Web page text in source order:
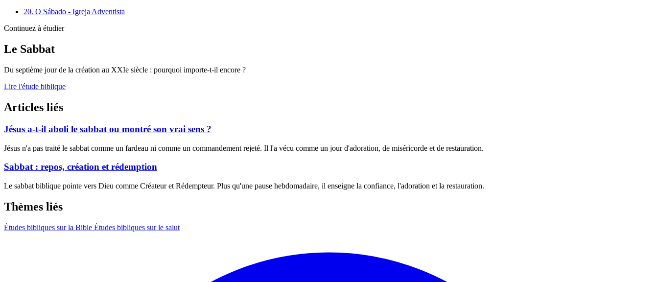
20. O Sábado - Igreja Adventista
Continuez à étudier
Le Sabbat
Du septième jour de la création au XXIe siècle : pourquoi importe-t-il encore ?
Lire l'étude biblique
Articles liés
Jésus a-t-il aboli le sabbat ou montré son vrai sens ?
Jésus n'a pas traité le sabbat comme un fardeau ni comme un commandement rejeté. Il l'a vécu comme un jour d'adoration, de miséricorde et de restauration.
Sabbat : repos, création et rédemption
Le sabbat biblique pointe vers Dieu comme Créateur et Rédempteur. Plus qu'une pause hebdomadaire, il enseigne la confiance, l'adoration et la restauration.
Thèmes liés
Études bibliques sur la Bible Études bibliques sur le salut